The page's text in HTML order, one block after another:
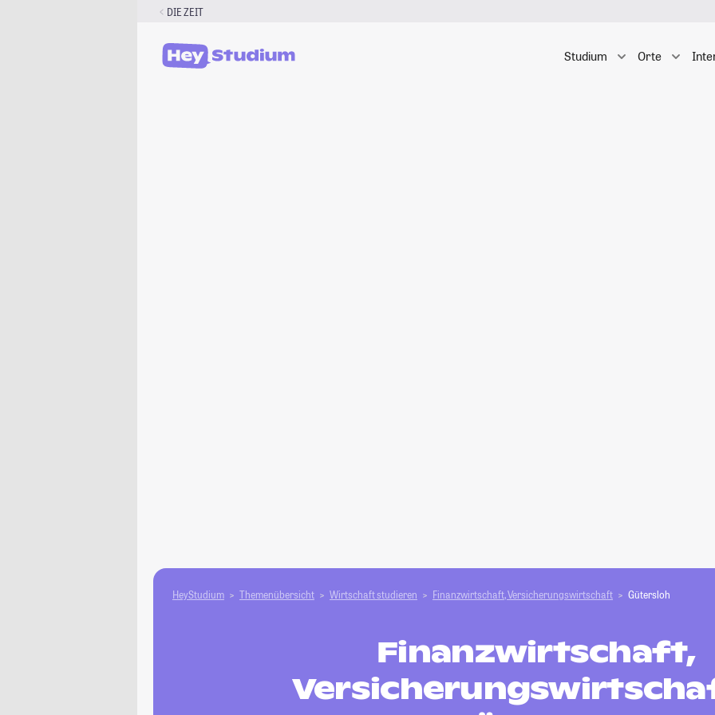
DIE ZEIT
Studium Orte
HeyStudium Themenübersicht Wirtschaft studieren Finanzwirtschaft, Versicherungswirtschaft Gütersloh
Finanzwirtschaft,